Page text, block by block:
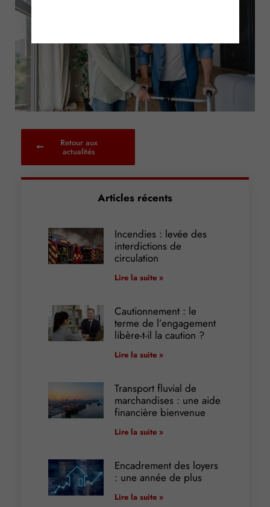
Retour aux
actualités
Articles récents
Incendies : levée des
interdictions de
circulation
Lire la suite »
Cautionnement : le
terme de l’engagement
libère-t-il la caution ?
Lire la suite »
Transport fluvial de
marchandises : une aide
financière bienvenue
Lire la suite »
Encadrement des loyers
: une année de plus
Lire la suite »